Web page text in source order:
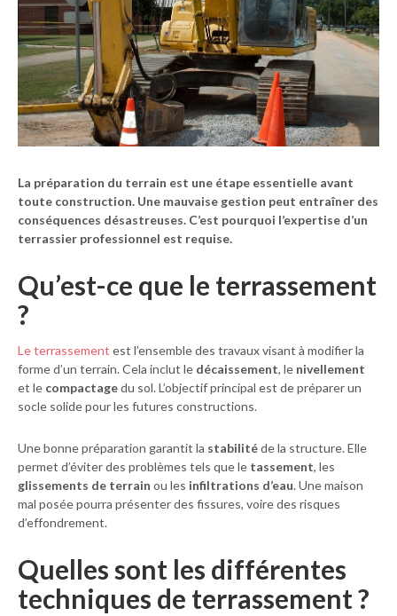
La préparation du terrain est une étape essentielle avant
toute construction. Une mauvaise gestion peut entraîner des
conséquences désastreuses. C’est pourquoi l’expertise d’un
terrassier professionnel est requise.
Qu’est-ce que le terrassement
?
Le terrassement est l’ensemble des travaux visant à modifier la
forme d’un terrain. Cela inclut le décaissement, le nivellement
et le compactagedu sol. L’objectif principal est de préparer un
socle solide pour les futures constructions.
Une bonne préparation garantit la stabilitéde la structure. Elle
permet d’éviter des problèmes tels que le tassement, les
glissements de terrain ou les infiltrations d’eau. Une maison
mal posée pourra présenter des fissures, voire des risques
d’effondrement.
Quelles sont les différentes
techniques de terrassement ?